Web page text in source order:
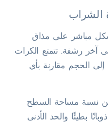
الشراب
مباشر على مذاق
رشفة. تتمتع الكرات
الحجم مقارنة بأي
نسبة مساحة السطح
بطيئًا والحد الأدنى